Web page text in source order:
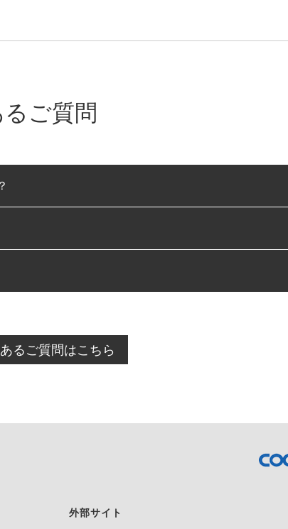
ご質問
ご希望の際は、直接ご予約いただいた店舗へご連絡く
るご質問はこちら
外部サイト